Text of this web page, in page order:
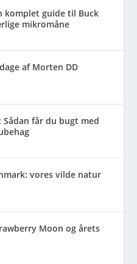
komplet guide til Buck
mikromåne
af Morten DD
får du bugt med
vores vilde natur
Moon og årets